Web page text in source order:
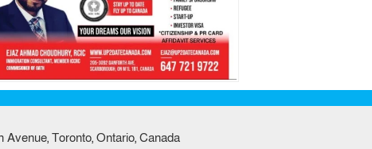
Toronto, Ontario, Canada